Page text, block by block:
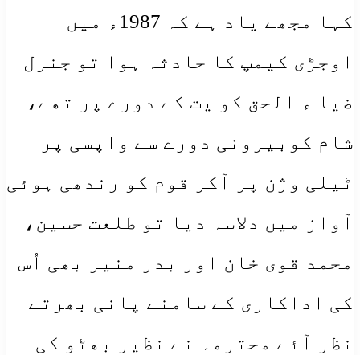
کہا مجھے یاد ہے کہ 1987ء میں
اوجڑی کیمپ کا حادثہ ہوا تو جنرل
ضیا ء الحق کو یت کے دورے پر تھے،
شام کوبیرونی دورے سے واپسی پر
ٹیلی وژن پر آکر قوم کو رندھی ہوئی
آواز میں دلاسہ دیا تو طلعت حسین،
محمد قوی خان اور بدر منیر بھی اُس
کی اداکاری کے سامنے پانی بھرتے
نظر آئے محترمہ نے نظیر بھٹو کی